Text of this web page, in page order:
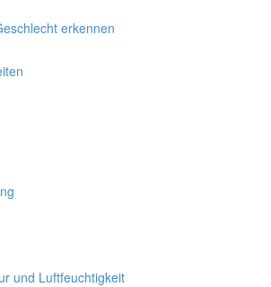
erkennen
und Luftfeuchtigkeit